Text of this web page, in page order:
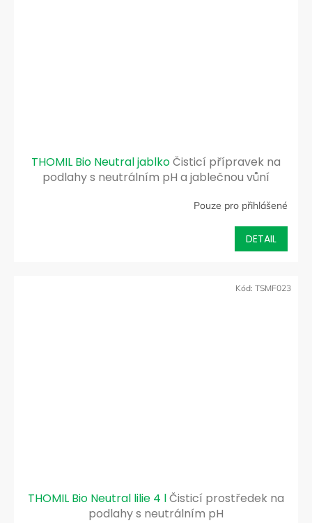
THOMIL Bio Neutral jablkoČisticí přípravek na
podlahy s neutrálním pH a jablečnou vůní
Pouze pro přihlášené
DETAIL
THOMIL Bio Neutral lilie 4 lČisticí prostředek na
podlahy s neutrálním pH
Kód: TSMF023